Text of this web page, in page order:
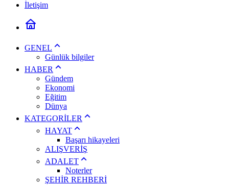
İletişim
GENEL
Günlük bilgiler
HABER
Gündem
Ekonomi
Eğitim
Dünya
KATEGORİLER
HAYAT
Başarı hikayeleri
ALIŞVERİŞ
ADALET
Noterler
ŞEHİR REHBERİ